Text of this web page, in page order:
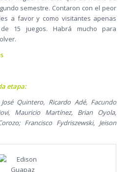
semestre. Contaron con el peor
a favor y como visitantes apenas
15 juegos. Habrá mucho para
etapa:
Quintero, Ricardo Adé, Facundo
Mauricio Martínez, Brian Oyola,
Francisco Fydriszewski, Jeison